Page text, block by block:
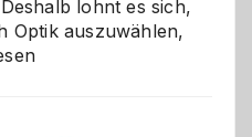
lohnt es sich,
Optik auszuwählen,